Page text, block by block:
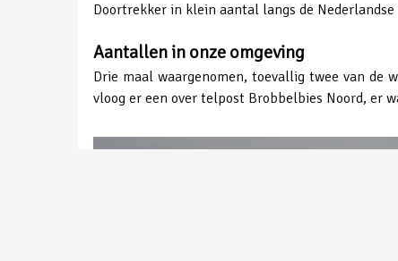
Doortrekker in klein aantal langs de
Aantallen in onze omgeving
Drie maal waargenomen, toevallig twee van de
vloog er een over telpost Brobbelbies Noord, er